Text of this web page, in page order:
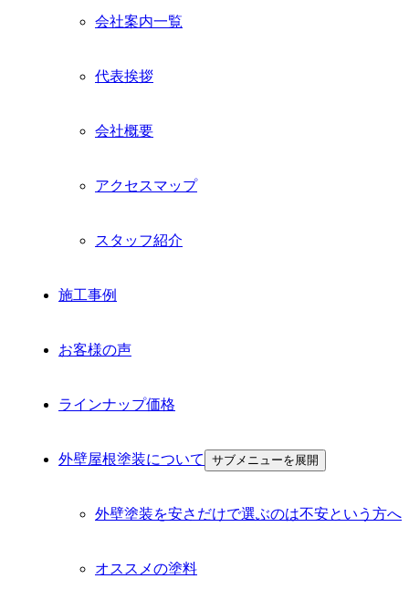
会社案内一覧
代表挨拶
会社概要
アクセスマップ
スタッフ紹介
施工事例
お客様の声
ラインナップ価格
外壁屋根塗装について サブメニューを展開
外壁塗装を安さだけで選ぶのは不安という方へ
オススメの塗料